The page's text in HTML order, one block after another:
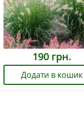
190грн.
Додати в кошик